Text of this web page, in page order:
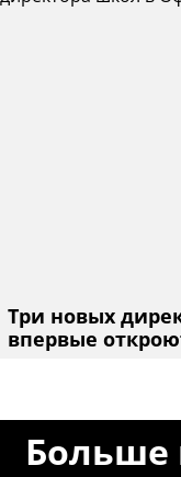
Три новых
впервые
Больше